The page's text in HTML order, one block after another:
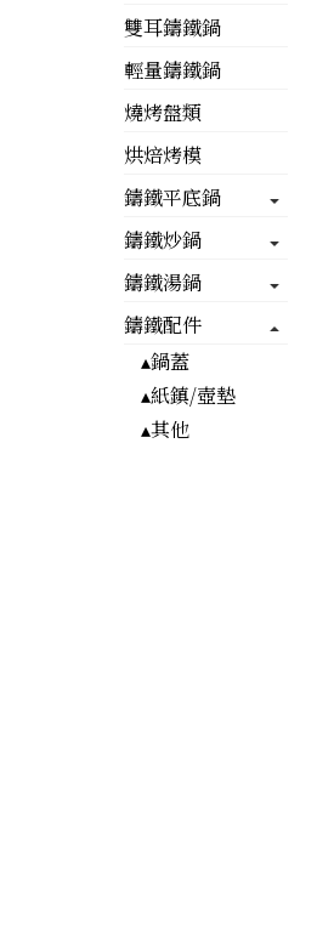
雙耳鑄鐵鍋
輕量鑄鐵鍋
燒烤盤類
烘焙烤模
鑄鐵平底鍋
鑄鐵炒鍋
鑄鐵湯鍋
鑄鐵配件
▴鍋蓋
▴紙鎮/壺墊
▴其他